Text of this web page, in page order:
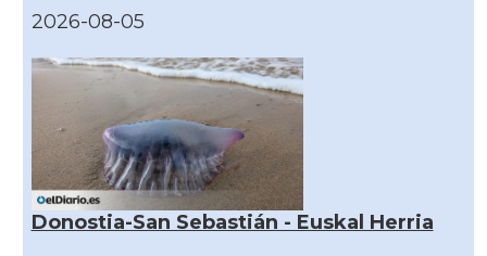
2026-08-05
Donostia-San Sebastián - Euskal Herria